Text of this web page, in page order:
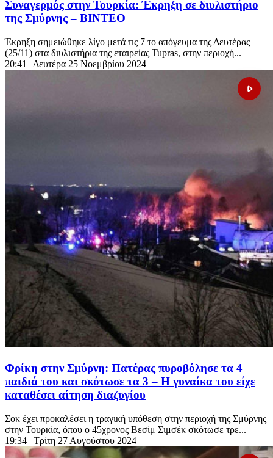
Συναγερμός στην Τουρκία: Έκρηξη σε διυλιστήριο
της Σμύρνης – ΒΙΝΤΕΟ
Έκρηξη σημειώθηκε λίγο μετά τις 7 το απόγευμα της Δευτέρας
(25/11) στα διυλιστήρια της εταιρείας Tupras, στην περιοχή...
20:41 | Δευτέρα 25 Νοεμβρίου 2024
Φρίκη στην Σμύρνη: Πατέρας πυροβόλησε τα 4
παιδιά του και σκότωσε τα 3 – Η γυναίκα του είχε
καταθέσει αίτηση διαζυγίου
Σοκ έχει προκαλέσει η τραγική υπόθεση στην περιοχή της Σμύρνης
στην Τουρκία, όπου ο 45χρονος Βεσίμ Σιμσέκ σκότωσε τρε...
19:34 | Τρίτη 27 Αυγούστου 2024